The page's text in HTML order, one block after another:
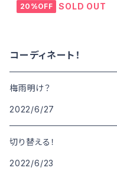
20%OFF SOLD OUT
コーディネート！
梅雨明け？
2022/6/27
切り替える！
2022/6/23